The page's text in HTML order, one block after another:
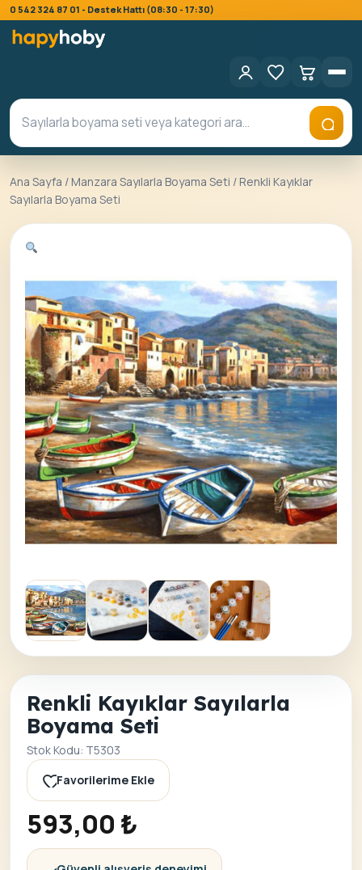
0 542 324 87 01 - Destek Hattı (08:30 - 17:30)
Ana Sayfa / Manzara Sayılarla Boyama Seti / Renkli Kayıklar
Sayılarla Boyama Seti
Renkli Kayıklar Sayılarla
Boyama Seti
Stok Kodu: T5303
Favorilerime Ekle
593,00 ₺